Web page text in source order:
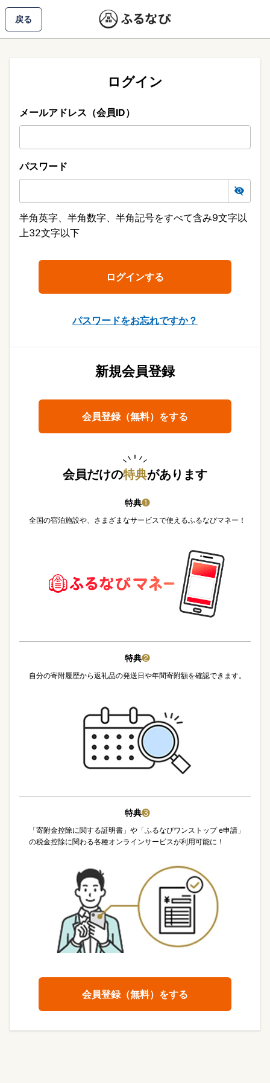
戻る
ログイン
メールアドレス（会員ID）
パスワード
半角英字、半角数字、半角記号をすべて含み9文字以
上32文字以下
パスワードをお忘れですか？
新規会員登録
会員登録（無料）をする
会員だけの特典があります
特典❶
全国の宿泊施設や、さまざまなサービスで使えるふるなびマネー！
特典❷
自分の寄附履歴から返礼品の発送日や年間寄附額を確認できます。
特典❸
「寄附金控除に関する証明書」や「ふるなびワンストップ e申請」
の税金控除に関わる各種オンラインサービスが利用可能に！
会員登録（無料）をする